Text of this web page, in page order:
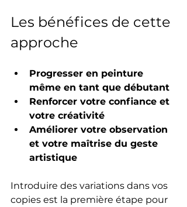
Les bénéfices de cette
approche
Progresser en peinture
même en tant que débutant
Renforcer votre confiance et
votre créativité
Améliorer votre observation
et votre maîtrise du geste
artistique
Introduire des variations dans vos
copies est la première étape pour